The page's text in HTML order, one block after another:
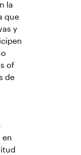
la
que
y
of
de
en